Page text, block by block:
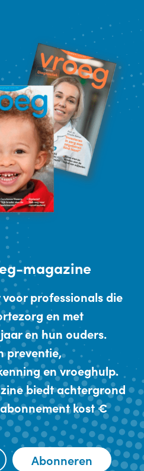
magazine
professionals die
en met
en hun ouders.
preventie,
en vroeghulp.
biedt achtergrond
kost €
Abonneren